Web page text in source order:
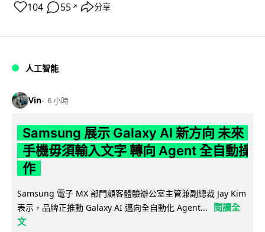
104 55 ↗ 分享
人工智能
Vin 6 小時
Samsung 展示 Galaxy AI 新方向 未來
手機毋須輸入文字 轉向 Agent 全自動操
作
Samsung 電子 MX 部門顧客體驗辦公室主管兼副總裁 Jay Kim
表示，品牌正推動 Galaxy AI 邁向全自動化 Agent...
閱讀全
文